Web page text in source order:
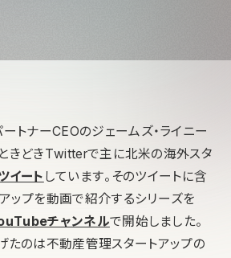
トナーCEOのジェームズ・ライニー
ときどきTwitterで主に北米の海外スタ
イート しています。そのツイートに含
ップを動画で紹介するシリーズを
チャンネルで開始しました。
たのは不動産管理スタートアップの